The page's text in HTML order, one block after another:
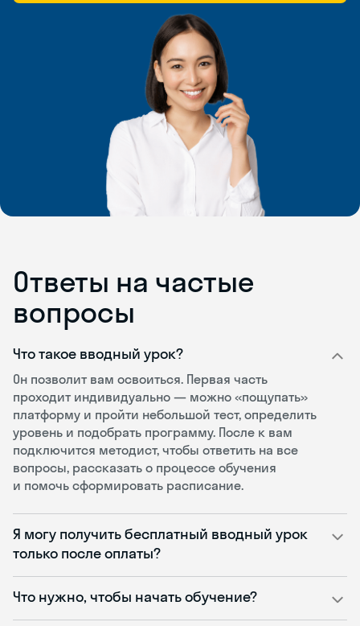
Ответы на частые
вопросы
Что такое вводный урок?
Он позволит вам освоиться. Первая часть
проходит индивидуально — можно «пощупать»
платформу и пройти небольшой тест, определить
уровень и подобрать программу. После к вам
подключится методист, чтобы ответить на все
вопросы, рассказать о процессе обучения
и помочь сформировать расписание.
Я могу получить бесплатный вводный урок
только после оплаты?
Что нужно, чтобы начать обучение?